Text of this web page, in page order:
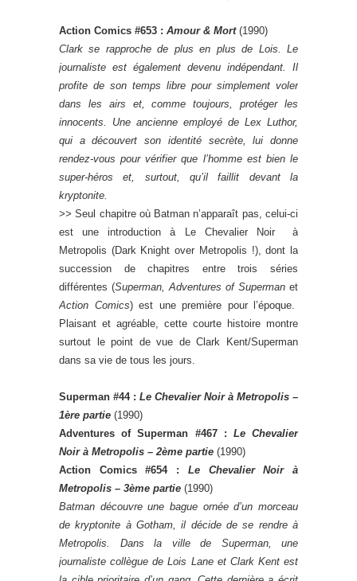
Action Comics #653 : Amour & Mort (1990)
Clark se rapproche de plus en plus de Lois. Le
journaliste est également devenu indépendant. Il
profite de son temps libre pour simplement voler
dans les airs et, comme toujours, protéger les
innocents. Une ancienne employé de Lex Luthor,
qui a découvert son identité secrète, lui donne
rendez-vous pour vérifier que l’homme est bien le
super-héros et, surtout, qu’il faillit devant la
kryptonite.
>>Seul chapitre où Batman n’apparaît pas, celui-ci
est une introduction à Le Chevalier Noir à
Metropolis (Dark Knight over Metropolis !), dont la
succession de chapitres entre trois séries
différentes (Superman, Adventures of Superman et
Action Comics) est une première pour l’époque.
Plaisant et agréable, cette courte histoire montre
surtout le point de vue de Clark Kent/Superman
dans sa vie de tous les jours.
Superman #44 : Le Chevalier Noir à Metropolis –
1ère partie (1990)
Adventures of Superman #467 : Le Chevalier
Noir à Metropolis – 2ème partie (1990)
Action Comics #654 : Le Chevalier Noir à
Metropolis – 3ème partie (1990)
Batman découvre une bague ornée d’un morceau
de kryptonite à Gotham, il décide de se rendre à
Metropolis. Dans la ville de Superman, une
journaliste collègue de Lois Lane et Clark Kent est